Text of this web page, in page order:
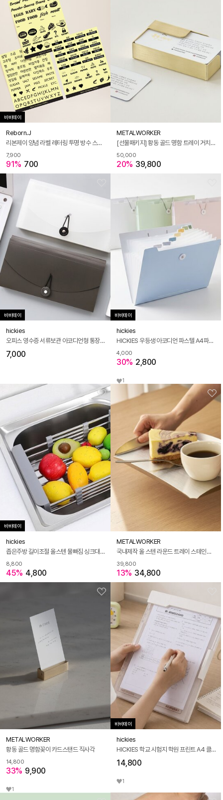
바바데이
Reborn.J
리본제이 양념 라벨 레터링 투명 방수 스티커 3 design
7,900
91% 700
METALWORKER
[선물패키지] 황동 골드 명함 트레이 거치대 고급선물(이니셜각인)
50,000
20% 39,800
바바데이
hickies
오피스 영수증 서류보관 아코디언형 통장 포켓 정리함
7,000
바바데이
hickies
HICKIES 우등생 아코디언 파스텔 A4파일 8칸포켓 프린트 레포트 족보정리
4,000
30% 2,800
1
바바데이
hickies
좁은주방 길이조절 올스텐 물빠짐 싱크대 위생 건조대
8,800
45% 4,800
METALWORKER
국내제작 올 스텐 라운드 트레이 스테인리스304 카페 쟁반 커피 빵
39,800
13% 34,800
METALWORKER
황동 골드 명함꽂이 카드스탠드 직사각
14,800
33% 9,900
1
바바데이
hickies
HICKIES 학교 시험지 학원 프린트 A4 클립보드 2in1 레포트 파일케이스
14,800
1